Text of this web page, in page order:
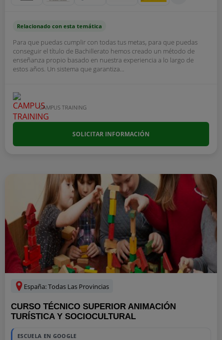
Relacionado con esta temática
Para que puedas cumplir con todas tus metas, para que puedas
conseguir el título de Bachillerato hemos creado un método de
enseñanza propio basado en nuestra experiencia a lo largo de
estos años. Un sistema que garantiza...
CAMPUS TRAINING
SOLICITAR INFORMACIÓN
España: Todas Las Provincias
CURSO TÉCNICO SUPERIOR ANIMACIÓN
TURÍSTICA Y SOCIOCULTURAL
ESCUELA EN GOOGLE